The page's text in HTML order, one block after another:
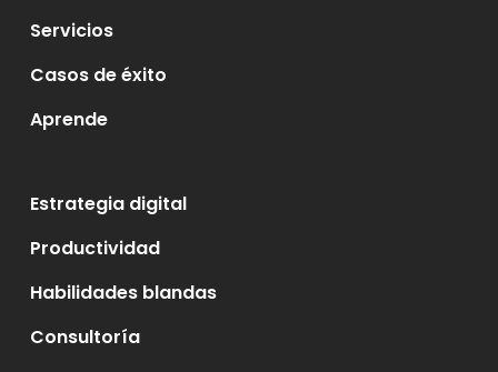
Servicios
Casos de éxito
Aprende
Estrategia digital
Productividad
Habilidades blandas
Consultoría